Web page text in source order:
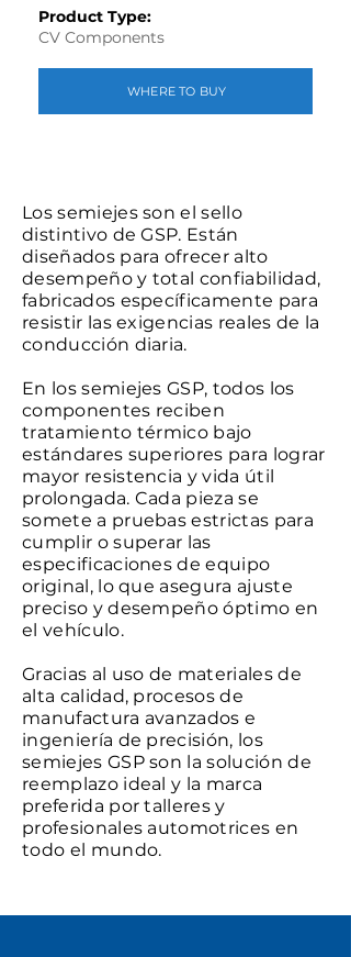
Product Type:
CV Components
WHERE TO BUY
Los semiejes son el sello
distintivo de GSP. Están
diseñados para ofrecer alto
desempeño y total confiabilidad,
fabricados específicamente para
resistir las exigencias reales de la
conducción diaria.
En los semiejes GSP, todos los
componentes reciben
tratamiento térmico bajo
estándares superiores para lograr
mayor resistencia y vida útil
prolongada. Cada pieza se
somete a pruebas estrictas para
cumplir o superar las
especificaciones de equipo
original, lo que asegura ajuste
preciso y desempeño óptimo en
el vehículo.
Gracias al uso de materiales de
alta calidad, procesos de
manufactura avanzados e
ingeniería de precisión, los
semiejes GSP son la solución de
reemplazo ideal y la marca
preferida por talleres y
profesionales automotrices en
todo el mundo.